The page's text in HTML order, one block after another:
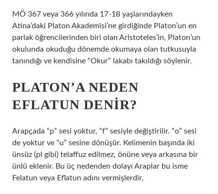
MÖ 367 veya 366 yılında 17-18 yaşlarındayken
Atina’daki Platon Akademisi’ne girdiğinde Platon’un en
parlak öğrencilerinden biri olan Aristoteles’in, Platon’un
okulunda okuduğu dönemde okumaya olan tutkusuyla
tanındığı ve kendisine “Okur” lakabı takıldığı söylenir.
PLATON’A NEDEN
EFLATUN DENIR?
Arapçada “p” sesi yoktur, “f” sesiyle değiştirilir. “o” sesi
de yoktur ve “u” sesine dönüşür. Kelimenin başında iki
ünsüz (pl gibi) telaffuz edilmez, önüne veya arkasına bir
ünlü eklenir. Bu üç nedenden dolayı Araplar bu isme
Felatun veya Eflatun adını vermişlerdir.